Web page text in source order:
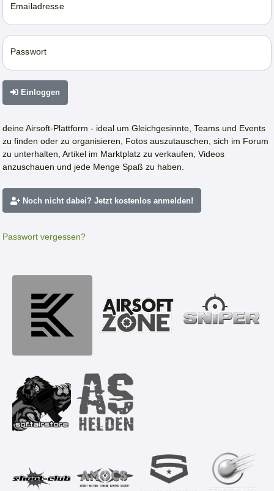
Emailadresse
Passwort
Einloggen
deine Airsoft-Plattform - ideal um Gleichgesinnte, Teams und Events
zu finden oder zu organisieren, Fotos auszutauschen, sich im Forum
zu unterhalten, Artikel im Marktplatz zu verkaufen, Videos
anzuschauen und jede Menge Spaß zu haben.
Noch nicht dabei? Jetzt kostenlos anmelden!
Passwort vergessen?